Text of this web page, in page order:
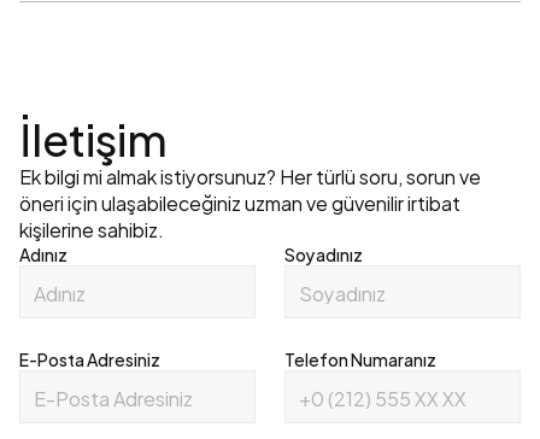
İletişim
Ek bilgi mi almak istiyorsunuz? Her türlü soru, sorun ve
öneri için ulaşabileceğiniz uzman ve güvenilir irtibat
kişilerine sahibiz.
Adınız Soyadınız
E-Posta Adresiniz Telefon Numaranız